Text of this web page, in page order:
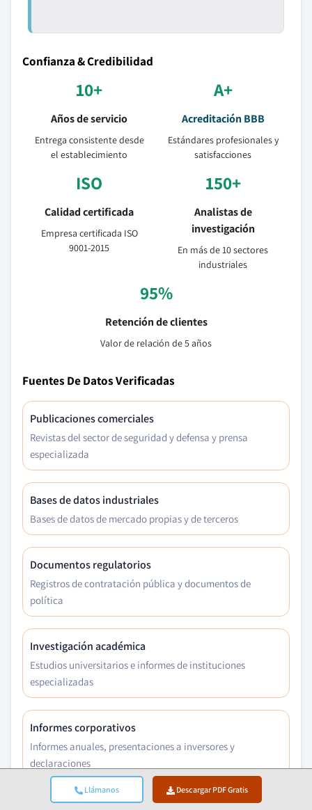
Llámanos Descargar PDF Gratis
Confianza & Credibilidad
10+
Años de servicio
Entrega consistente desde
el establecimiento
A+
Acreditación BBB
Estándares profesionales y
satisfacciones
ISO
Calidad certificada
Empresa certificada ISO
9001-2015
150+
Analistas de
investigación
En más de 10 sectores
industriales
95%
Retención de clientes
Valor de relación de 5 años
Fuentes De Datos Verificadas
Publicaciones comerciales
Revistas del sector de seguridad y defensa y prensa
especializada
Bases de datos industriales
Bases de datos de mercado propias y de terceros
Documentos regulatorios
Registros de contratación pública y documentos de
política
Investigación académica
Estudios universitarios e informes de instituciones
especializadas
Informes corporativos
Informes anuales, presentaciones a inversores y
declaraciones